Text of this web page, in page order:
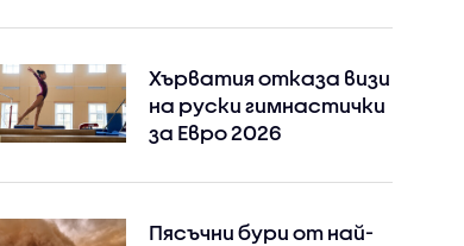
Хърватия отказа визи
на руски гимнастички
за Евро 2026
Пясъчни бури от най-